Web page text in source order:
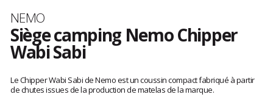
Marque
NEMO
Siège camping Nemo Chipper
Wabi Sabi
avis
clients
Le Chipper Wabi Sabi de Nemo est un coussin compact fabriqué à partir
de chutes issues de la production de matelas de la marque.